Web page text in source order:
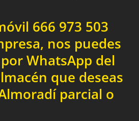
666 973 503
nos puedes
WhatsApp del
que deseas
parcial o